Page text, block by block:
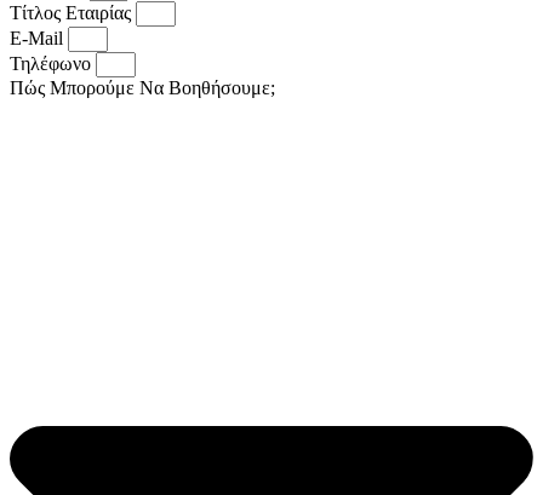
Τίτλος Εταιρίας
E-Mail
Τηλέφωνο
Πώς Μπορούμε Να Βοηθήσουμε;